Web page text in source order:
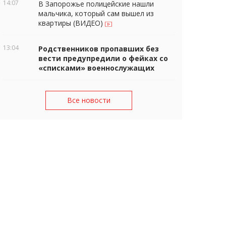
14:07
В Запорожье полицейские нашли
мальчика, который сам вышел из
квартиры (ВИДЕО)
13:04
Родственников пропавших без
вести предупредили о фейках со
«списками» военнослужащих
Все новости